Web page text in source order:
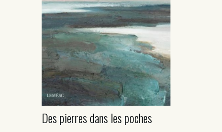
Des pierres dans les poches